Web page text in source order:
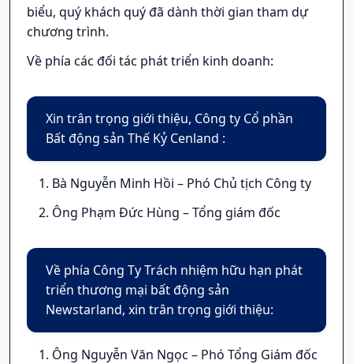
biểu, quý khách quý đã dành thời gian tham dự
chương trình.
Về phía các đối tác phát triển kinh doanh:
Xin trân trọng giới thiệu, Công ty Cổ phần
Bất động sản Thế Kỷ Cenland :
Bà Nguyễn Minh Hồi – Phó Chủ tịch Công ty
Ông Phạm Đức Hùng – Tổng giám đốc
Về phía Công TyTrách nhiệm hữu hạn phát
triển thương mại bất động sản
Newstarland, xin trân trọng giới thiệu:
Ông Nguyễn Văn Ngọc – Phó Tổng Giám đốc